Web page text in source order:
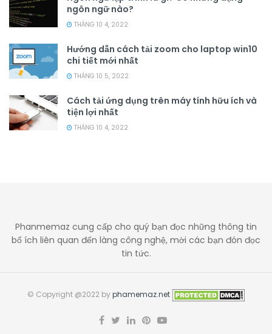
ngôn ngữ nào?
THÁNG 10 4, 2022
Hướng dẫn cách tải zoom cho laptop win10
chi tiết mới nhất
THÁNG 10 5, 2022
Cách tải ứng dụng trên máy tính hữu ích và
tiện lợi nhất
THÁNG 10 4, 2022
Phanmemaz cung cấp cho quý bạn đọc những thông tin
bổ ích liên quan đến làng công nghệ, mời các bạn đón đọc
tin tức.
© Copyright @2022 byphamemaz.net